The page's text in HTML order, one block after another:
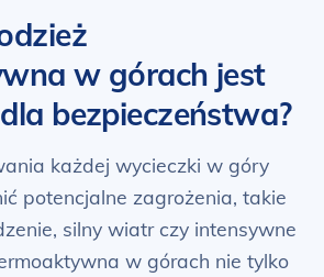
w górach jest
bezpieczeństwa?
każdej wycieczki w góry
potencjalne zagrożenia, takie
silny wiatr czy intensywne
w górach nie tylko